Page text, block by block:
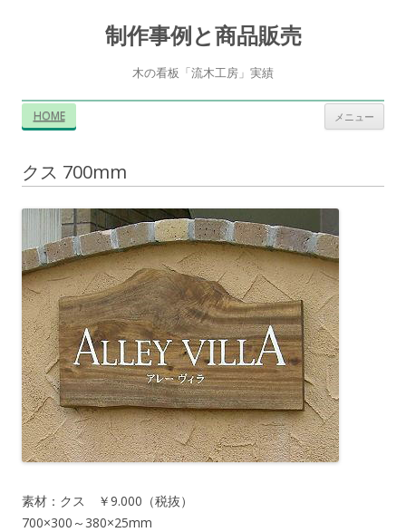
制作事例と商品販売
木の看板「流木工房」実績
HOME メニュー
コ
ス
ッ
プ
クス 700mm
素材：クス ￥9.000（税抜）
700×300～380×25mm